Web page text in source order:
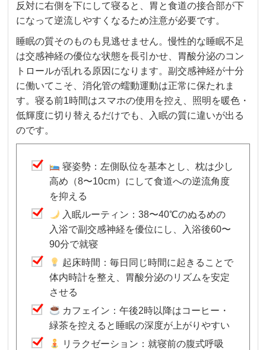
反対に右側を下にして寝ると、胃と食道の接合部が下
になって逆流しやすくなるため注意が必要です。
睡眠の質そのものも見逃せません。慢性的な睡眠不足
は交感神経の優位な状態を長引かせ、胃酸分泌のコン
トロールが乱れる原因になります。副交感神経が十分
に働いてこそ、消化管の蠕動運動は正常に保たれま
す。寝る前1時間はスマホの使用を控え、照明を暖色・
低輝度に切り替えるだけでも、入眠の質に違いが出る
のです。
寝姿勢：左側臥位を基本とし、枕は少し
高め（8〜10cm）にして食道への逆流角度
を抑える
入眠ルーティン：38〜40℃のぬるめの
入浴で副交感神経を優位にし、入浴後60〜
90分で就寝
起床時間：毎日同じ時間に起きることで
体内時計を整え、胃酸分泌のリズムを安定
させる
カフェイン：午後2時以降はコーヒー・
緑茶を控えると睡眠の深度が上がりやすい
リラクゼーション：就寝前の腹式呼吸